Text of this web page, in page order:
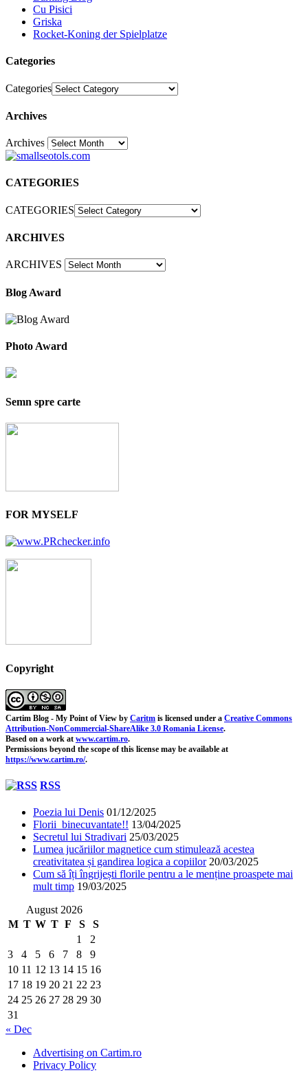
Cu Pisici
Griska
Rocket-Koning der Spielplatze
Categories
Categories
Archives
Archives30
CATEGORIES
CATEGORIES
ARCHIVES
ARCHIVES
Blog Award
Photo Award
Semn spre carte
FOR MYSELF
Copyright
Cartim Blog - My Point of View by Caritm is licensed under a Creative Commons
Attribution-NonCommercial-ShareAlike 3.0 Romania License.
Based on a work at www.cartim.ro.
Permissions beyond the scope of this license may be available at
https://www.cartim.ro/.
RSS
Poezia lui Denis 01/12/2025
Florii binecuvantate!! 13/04/2025
Secretul lui Stradivari 25/03/2025
Lumea jucăriilor magnetice cum stimulează acestea
creativitatea și gandirea logica a copiilor 20/03/2025
Cum să îți îngrijești florile pentru a le menține proaspete mai
mult timp 19/03/2025
August 2026
M T W T F S
S
1
2
3
4 5 6 7 8
9
10 11 12 13 14 15 16
17 18 19 20 21 22 23
24 25 26 27 28 29 30
31
« Dec
Advertising on Cartim.ro
Privacy Policy